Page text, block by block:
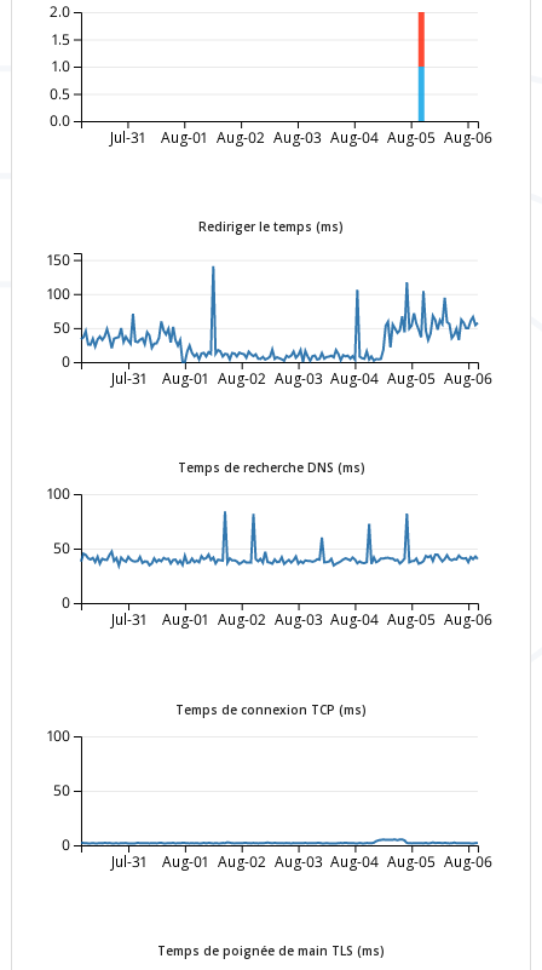
Jul-31 Aug-01 Aug-02 Aug-03 Aug-04 Aug-05 Aug-06
0.0
0.5
1.0
1.5
2.0
Rediriger le temps (ms)
Jul-31 Aug-01 Aug-02 Aug-03 Aug-04 Aug-05 Aug-06
0
50
100
150
Temps de recherche DNS (ms)
Jul-31 Aug-01 Aug-02 Aug-03 Aug-04 Aug-05 Aug-06
0
50
100
Temps de connexion TCP (ms)
Jul-31 Aug-01 Aug-02 Aug-03 Aug-04 Aug-05 Aug-06
0
50
100
Temps de poignée de main TLS (ms)